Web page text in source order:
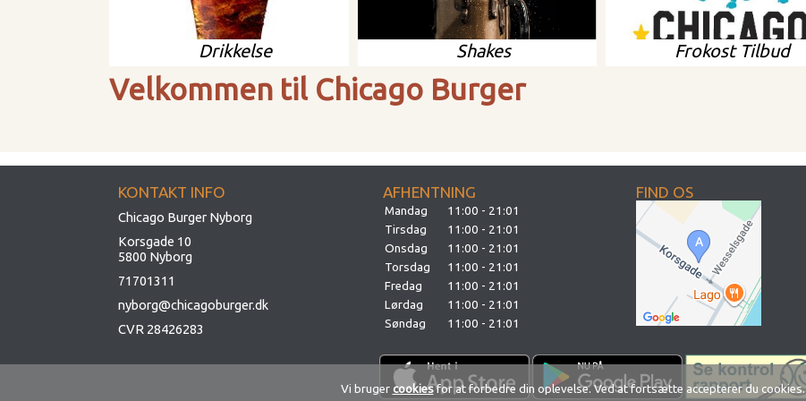
Vi bruger cookiesfor at forbedre din oplevelse. Ved at fortsætte accepterer du cookies.
Drikkelse Shakes Frokost Tilbud
Velkommen til Chicago Burger
KONTAKT INFO
Chicago Burger Nyborg
Korsgade 10
5800 Nyborg
71701311
nyborg@chicagoburger.dk
CVR 28426283
AFHENTNING
Mandag
11:00 - 21:01
Tirsdag
11:00 - 21:01
Onsdag
11:00 - 21:01
Torsdag
11:00 - 21:01
Fredag
11:00 - 21:01
Lørdag
11:00 - 21:01
Søndag
11:00 - 21:01
FIND OS